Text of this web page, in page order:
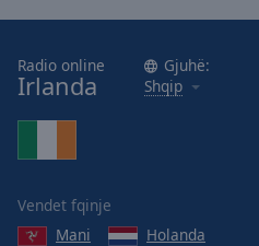
Font
Family
Done
Close
Radio online
Irlanda
Gjuhë:
Shqip
Vendet fqinje
Mani
Holanda